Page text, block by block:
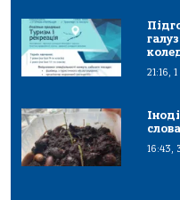
21:16,
16:43,